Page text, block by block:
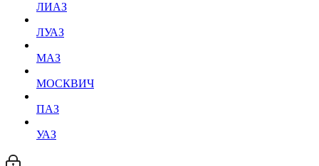
ЛИАЗ
ЛУАЗ
МАЗ
МОСКВИЧ
ПАЗ
УАЗ